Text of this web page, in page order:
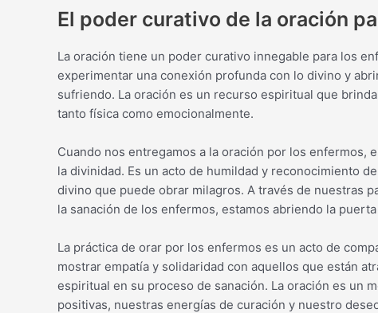
El poder curativo de la oración
La oración tiene un poder curativo innegable para los
experimentar una conexión profunda con lo divino y
sufriendo. La oración es un recurso espiritual que
tanto física como emocionalmente.
Cuando nos entregamos a la oración por los enfermos,
la divinidad. Es un acto de humildad y reconocimiento
divino que puede obrar milagros. A través de nuestras
la sanación de los enfermos, estamos abriendo la
La práctica de orar por los enfermos es un acto de
mostrar empatía y solidaridad con aquellos que están
espiritual en su proceso de sanación. La oración es un
positivas, nuestras energías de curación y nuestro